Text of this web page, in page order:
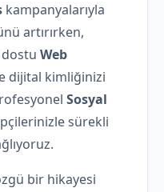
kampanyalarıyla
artırırken,
dostu Web
dijital kimliğinizi
Sosyal
sürekli
bir hikayesi